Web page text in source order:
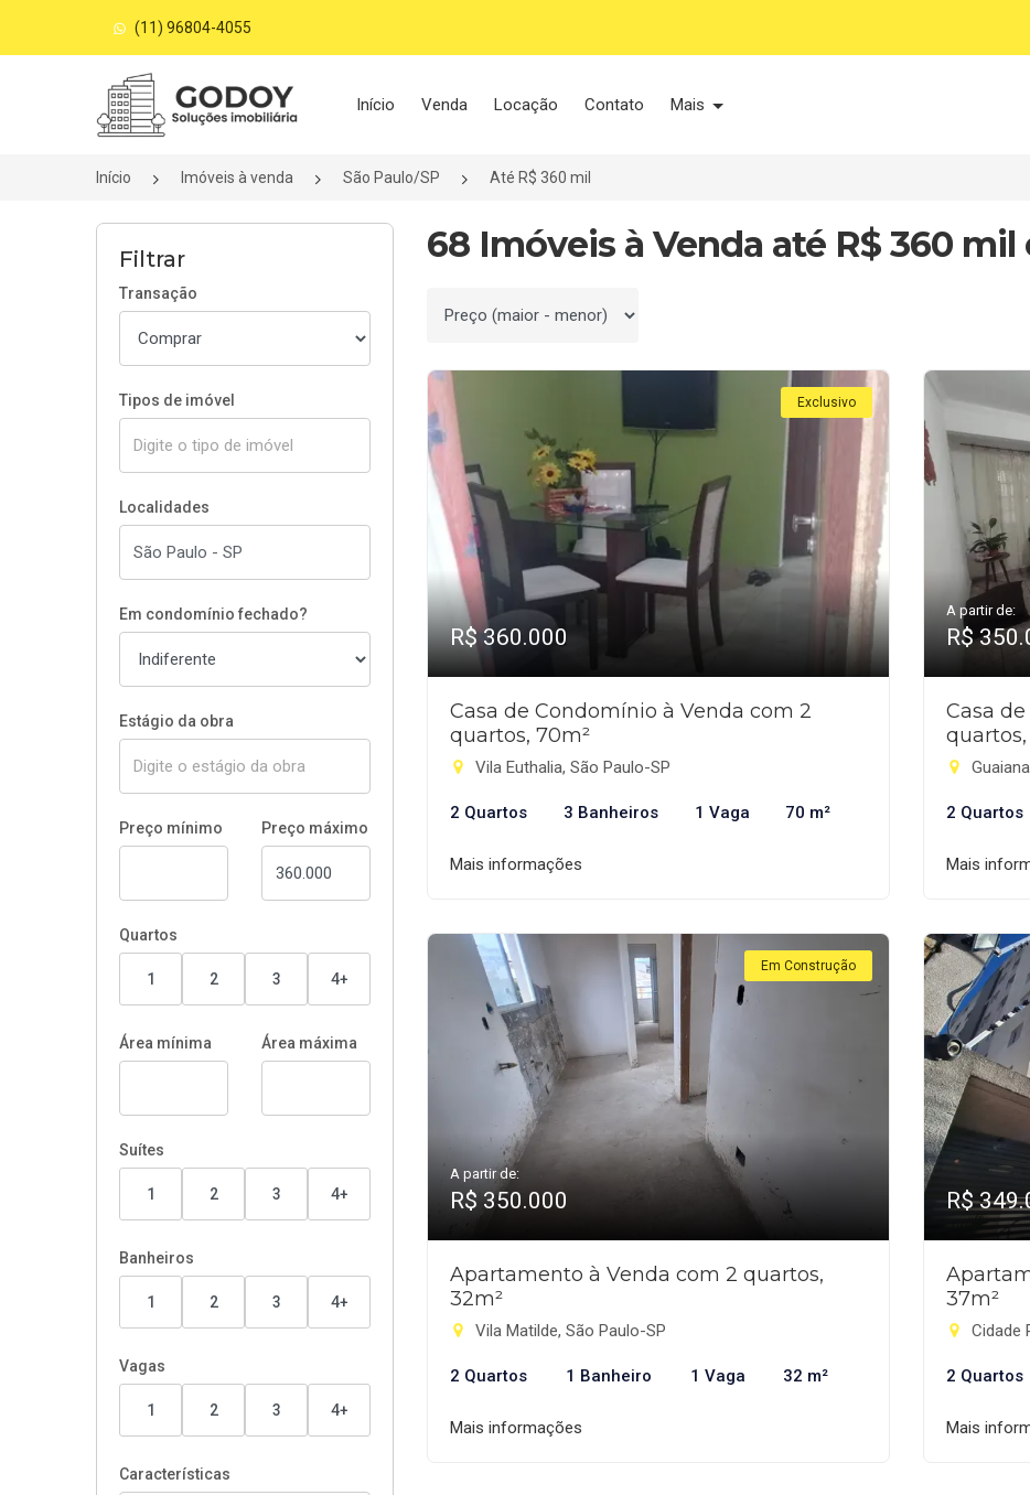
(11) 96804-4055
Página inicial
Início Venda Locação Contato Mais
Início Imóveis à venda São Paulo/SP Até R$ 360 mil
Filtrar
Transação
Tipos de imóvel
Localidades
Em condomínio fechado?
Estágio da obra
Preço mínimo Preço máximo
Quartos
1 2 3 4+
Área mínima Área máxima
Suítes
1 2 3 4+
Banheiros
1 2 3 4+
Vagas
1 2 3 4+
Características
68 Imóveis à Venda até R$ 360 mil
Ordenar por
Exclusivo
R$ 360.000
Casa de Condomínio à Venda com 2
quartos, 70m²
Vila Euthalia, São Paulo-SP
2 Quartos 3 Banheiros 1 Vaga 70 m²
Mais informações
A partir de:
R$
Casa
2 Quartos
Mais
Em Construção
A partir de:
R$ 350.000
Apartamento à Venda com 2 quartos,
32m²
Vila Matilde, São Paulo-SP
2 Quartos 1 Banheiro 1 Vaga 32 m²
Mais informações
R$
37m²
Cidade
2 Quartos
Mais